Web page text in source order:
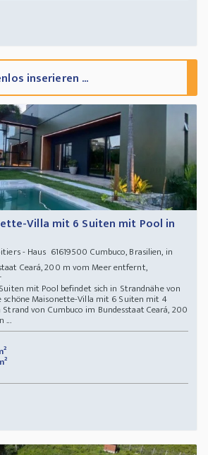
inserieren ...
Villa mit 6 Suiten mit Pool in
- Haus 61619500 Cumbuco, Brasilien, in
Ceará, 200 m vom Meer entfernt,
mit Pool befindet sich in Strandnähe von
schöne Maisonette-Villa mit 6 Suiten mit 4
von Cumbuco im Bundesstaat Ceará, 200
...